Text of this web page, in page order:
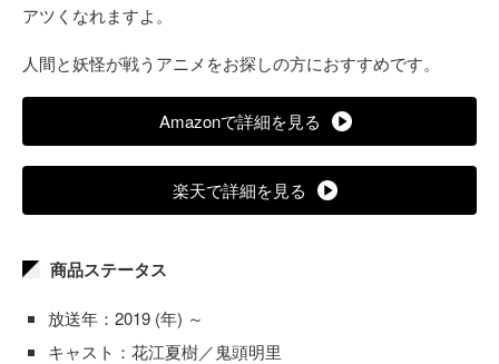
アツくなれますよ。
人間と妖怪が戦うアニメをお探しの方におすすめです。
Amazonで詳細を見る
楽天で詳細を見る
商品ステータス
放送年：2019 (年) ～
キャスト：花江夏樹／鬼頭明里